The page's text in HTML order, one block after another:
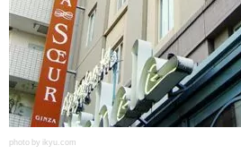
photo by ikyu.com